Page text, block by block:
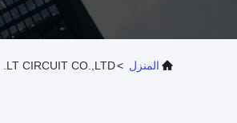
المنزل >LT CIRCUIT CO.,LTD. سياسة الخصوصية